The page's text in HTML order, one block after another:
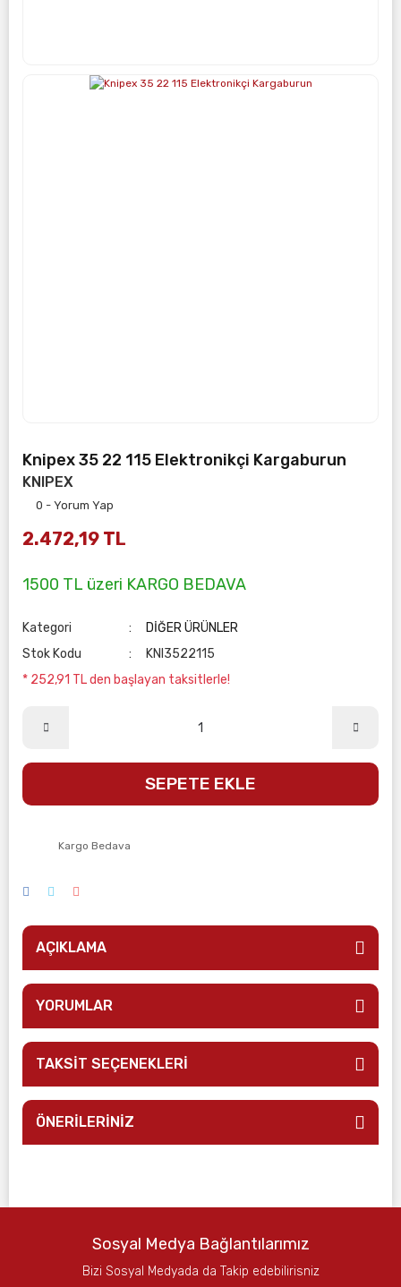
Knipex 35 22 115 Elektronikçi Kargaburun
KNIPEX
0 - Yorum Yap
2.472,19 TL
1500 TL üzeri KARGO BEDAVA
Kategori
DİĞER ÜRÜNLER
Stok Kodu
KNI3522115
* 252,91 TL den başlayan taksitlerle!
SEPETE EKLE
Kargo Bedava
AÇIKLAMA
YORUMLAR
TAKSİT SEÇENEKLERİ
ÖNERİLERİNİZ
Sosyal Medya Bağlantılarımız
Bizi Sosyal Medyada da Takip edebilirisniz